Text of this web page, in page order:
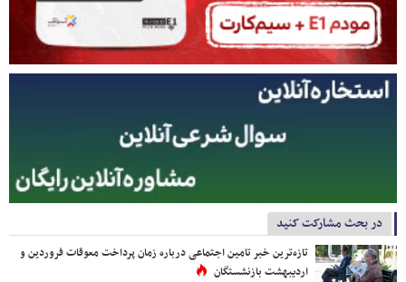
در بحث مشارکت کنید
تازه‌ترین خبر تامین اجتماعی درباره زمان پرداخت معوقات فروردین و
اردیبهشت بازنشستگان